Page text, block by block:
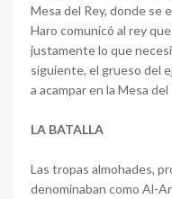
Mesa del Rey, donde se
Haro comunicó al rey
justamente lo que
siguiente, el grueso del
a acampar en la Mesa del
LA BATALLA
Las tropas almohades,
denominaban como Al-